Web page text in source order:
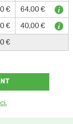
€ 64,00 €
€ 40,00 €
€